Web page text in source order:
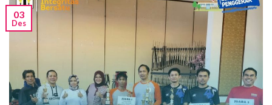
03
Des